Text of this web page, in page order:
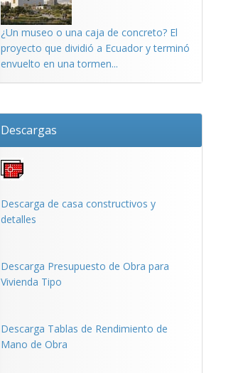
¿Un museo o una caja de concreto? El
proyecto que dividió a Ecuador y terminó
envuelto en una tormen...
Descargas
Descarga de casa constructivos y
detalles
Descarga Presupuesto de Obra para
Vivienda Tipo
Descarga Tablas de Rendimiento de
Mano de Obra